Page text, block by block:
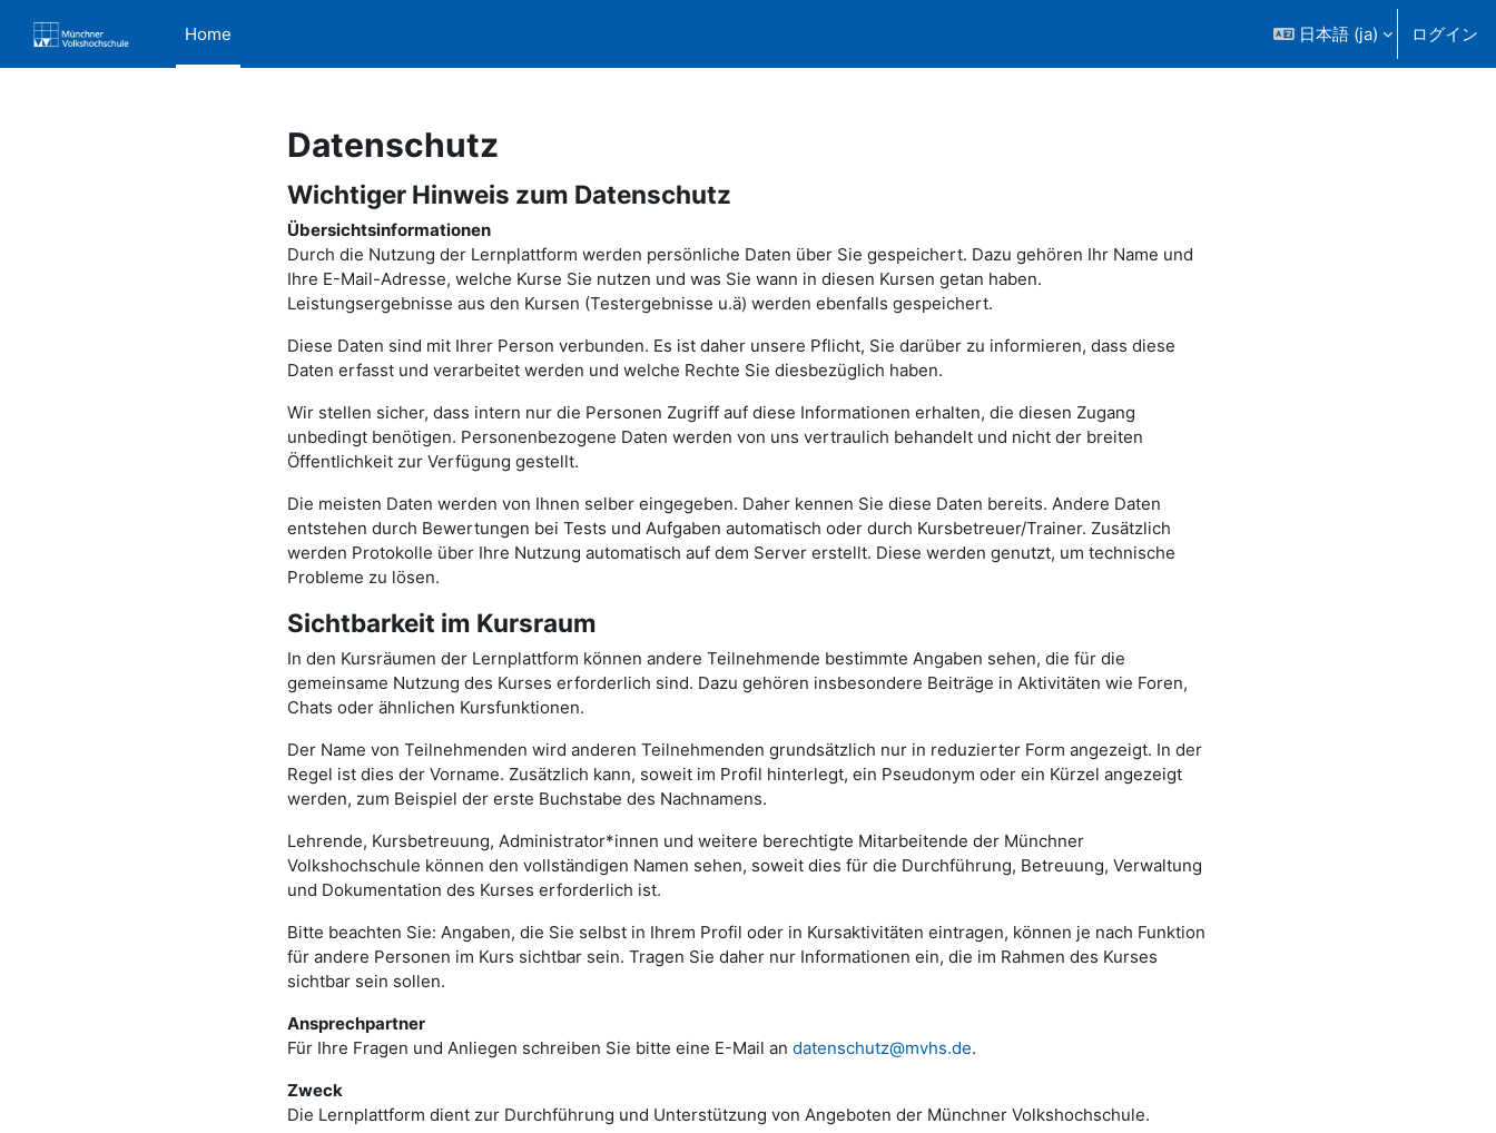
Home
日本語 ‎(ja)‎ ログイン
Datenschutz
Datenschutz
Wichtiger Hinweis zum Datenschutz
Übersichtsinformationen
Durch die Nutzung der Lernplattform werden persönliche Daten über Sie gespeichert. Dazu gehören Ihr Name und
Ihre E-Mail-Adresse, welche Kurse Sie nutzen und was Sie wann in diesen Kursen getan haben.
Leistungsergebnisse aus den Kursen (Testergebnisse u.ä) werden ebenfalls gespeichert.
Diese Daten sind mit Ihrer Person verbunden. Es ist daher unsere Pflicht, Sie darüber zu informieren, dass diese
Daten erfasst und verarbeitet werden und welche Rechte Sie diesbezüglich haben.
Wir stellen sicher, dass intern nur die Personen Zugriff auf diese Informationen erhalten, die diesen Zugang
unbedingt benötigen. Personenbezogene Daten werden von uns vertraulich behandelt und nicht der breiten
Öffentlichkeit zur Verfügung gestellt.
Die meisten Daten werden von Ihnen selber eingegeben. Daher kennen Sie diese Daten bereits. Andere Daten
entstehen durch Bewertungen bei Tests und Aufgaben automatisch oder durch Kursbetreuer/Trainer. Zusätzlich
werden Protokolle über Ihre Nutzung automatisch auf dem Server erstellt. Diese werden genutzt, um technische
Probleme zu lösen.
Sichtbarkeit im Kursraum
In den Kursräumen der Lernplattform können andere Teilnehmende bestimmte Angaben sehen, die für die
gemeinsame Nutzung des Kurses erforderlich sind. Dazu gehören insbesondere Beiträge in Aktivitäten wie Foren,
Chats oder ähnlichen Kursfunktionen.
Der Name von Teilnehmenden wird anderen Teilnehmenden grundsätzlich nur in reduzierter Form angezeigt. In der
Regel ist dies der Vorname. Zusätzlich kann, soweit im Profil hinterlegt, ein Pseudonym oder ein Kürzel angezeigt
werden, zum Beispiel der erste Buchstabe des Nachnamens.
Lehrende, Kursbetreuung, Administrator*innen und weitere berechtigte Mitarbeitende der Münchner
Volkshochschule können den vollständigen Namen sehen, soweit dies für die Durchführung, Betreuung, Verwaltung
und Dokumentation des Kurses erforderlich ist.
Bitte beachten Sie: Angaben, die Sie selbst in Ihrem Profil oder in Kursaktivitäten eintragen, können je nach Funktion
für andere Personen im Kurs sichtbar sein. Tragen Sie daher nur Informationen ein, die im Rahmen des Kurses
sichtbar sein sollen.
Ansprechpartner
Für Ihre Fragen und Anliegen schreiben Sie bitte eine E-Mail andatenschutz@mvhs.de.
Zweck
Die Lernplattform dient zur Durchführung und Unterstützung von Angeboten der Münchner Volkshochschule.